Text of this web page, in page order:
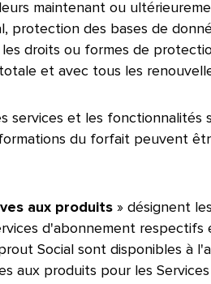
maintenant ou
protection des bases de
droits ou formes de
et avec tous les
services et les fonctionnalités
du forfait peuvent
aux produits» désignent
d'abonnement
Social sont disponibles à
aux produits pour les